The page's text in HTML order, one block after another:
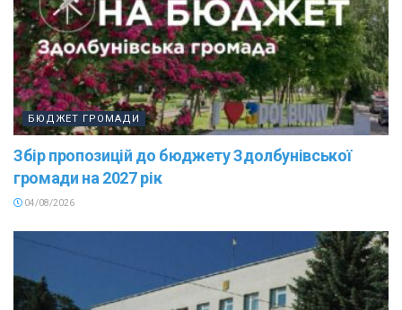
БЮДЖЕТ ГРОМАДИ
Збір пропозицій до бюджету Здолбунівської
громади на 2027 рік
04/08/2026